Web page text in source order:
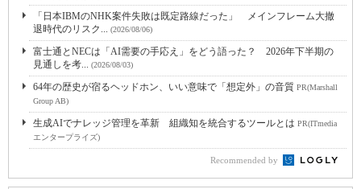
「日本IBMのNHK案件失敗は既定路線だった」 メインフレーム大撤
退時代のリスク... (2026/08/06)
富士通とNECは「AI需要の手応え」をどう語った？ 2026年下半期の
見通しを考... (2026/08/03)
64年の歴史が宿るヘッドホン、いい意味で「想定外」の音質 PR(Marshall
Group AB)
生成AIでナレッジ管理を革新 組織知を統合するツールとは PR(ITmedia
エンタープライズ)
Recommended by